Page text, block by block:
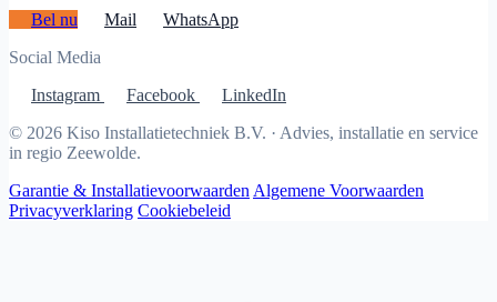
Bel nu
Mail
WhatsApp
Social Media
Instagram
Facebook
LinkedIn
© 2026 Kiso Installatietechniek B.V. · Advies, installatie en service
in regio Zeewolde.
Garantie & Installatievoorwaarden Algemene Voorwaarden
Privacyverklaring Cookiebeleid